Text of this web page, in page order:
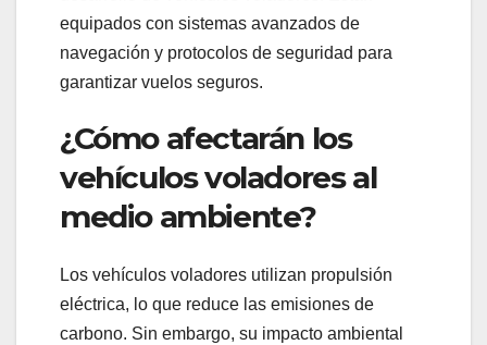
equipados con sistemas avanzados de
navegación y protocolos de seguridad para
garantizar vuelos seguros.
¿Cómo afectarán los
vehículos voladores al
medio ambiente?
Los vehículos voladores utilizan propulsión
eléctrica, lo que reduce las emisiones de
carbono. Sin embargo, su impacto ambiental